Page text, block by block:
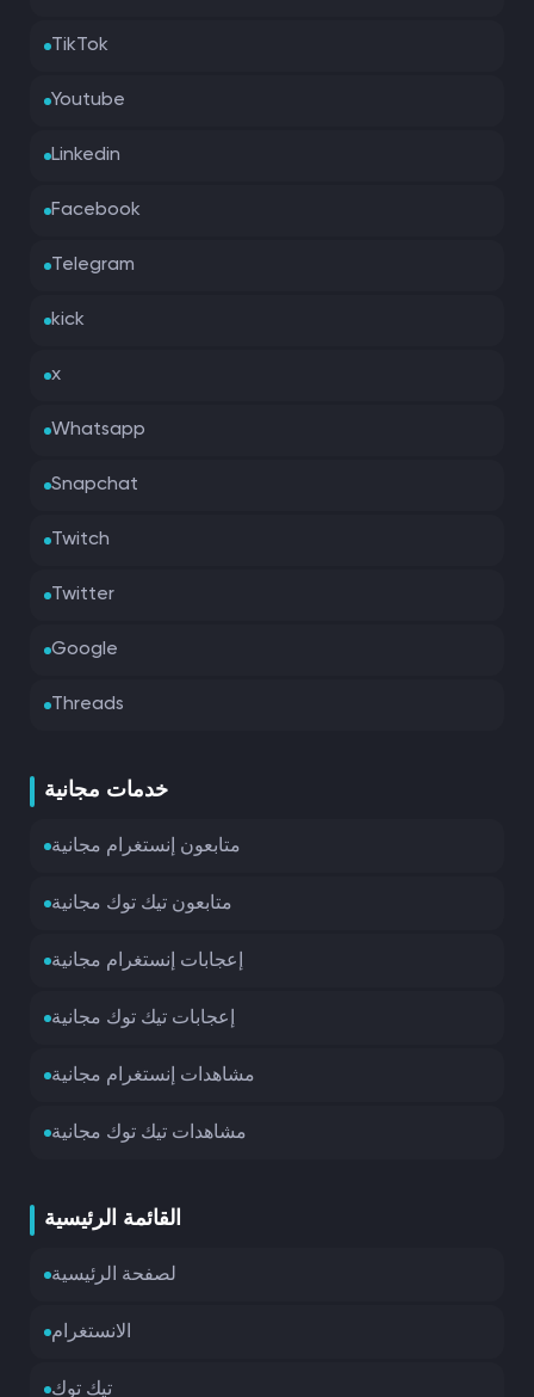
TikTok
Youtube
Linkedin
Facebook
Telegram
kick
x
Whatsapp
Snapchat
Twitch
Twitter
Google
Threads
خدمات مجانية
متابعون إنستغرام مجانية
متابعون تيك توك مجانية
إعجابات إنستغرام مجانية
إعجابات تيك توك مجانية
مشاهدات إنستغرام مجانية
مشاهدات تيك توك مجانية
القائمة الرئيسية
لصفحة الرئيسية
الانستغرام
تيك توك